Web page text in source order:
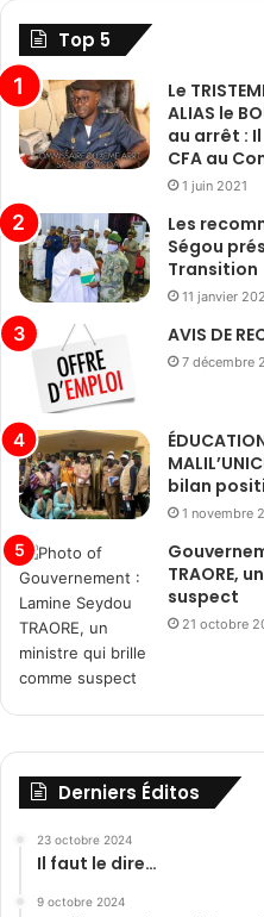
Top 5
Le
ALIAS le
au arrêt :
CFA au
1 juin 2021
Les
Ségou
Transition
11 janvier
AVIS DE
7 décembre
bilan
1 novembre
TRAORE,
suspect
21 octobre
Derniers Éditos
23 octobre 2024
Il faut le dire…
9 octobre 2024